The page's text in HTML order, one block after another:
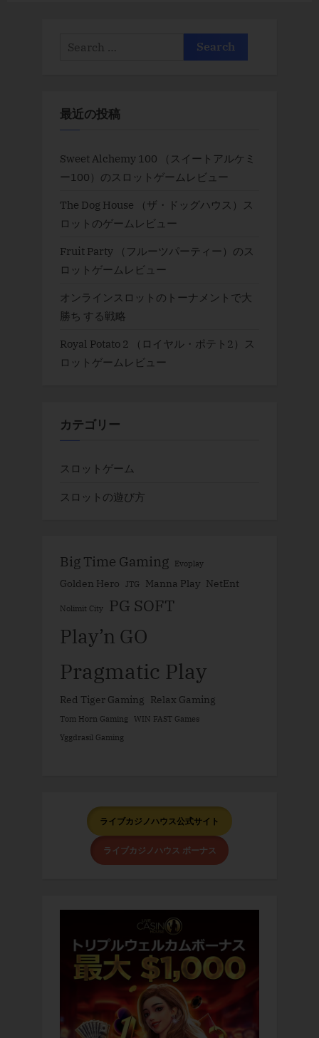
Search
最近の投稿
Sweet Alchemy 100 （スイートアルケミ
ー100）のスロットゲームレビュー
The Dog House （ザ・ドッグハウス）ス
ロットのゲームレビュー
Fruit Party （フルーツパーティー）のス
ロットゲームレビュー
オンラインスロットのトーナメントで大
勝ち する戦略
Royal Potato 2 （ロイヤル・ポテト2）ス
ロットゲームレビュー
カテゴリー
スロットゲーム
スロットの遊び方
Big Time Gaming Evoplay
Golden Hero JTG Manna Play NetEnt
Nolimit City PG SOFT
Play’n GO
Pragmatic Play
Red Tiger Gaming Relax Gaming
Tom Horn Gaming WIN FAST Games
Yggdrasil Gaming
ライブカジノハウス公式サイト
ライブカジノハウス ボーナス